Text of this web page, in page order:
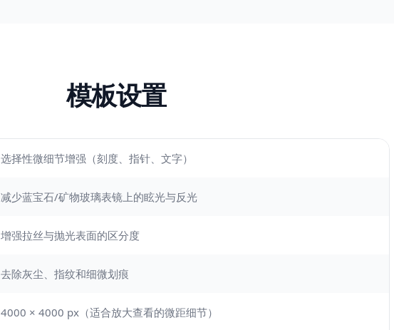
模板设置
选择性微细节增强（刻度、指针、文字）
减少蓝宝石/矿物玻璃表镜上的眩光与反光
增强拉丝与抛光表面的区分度
去除灰尘、指纹和细微划痕
4000 × 4000 px（适合放大查看的微距细节）